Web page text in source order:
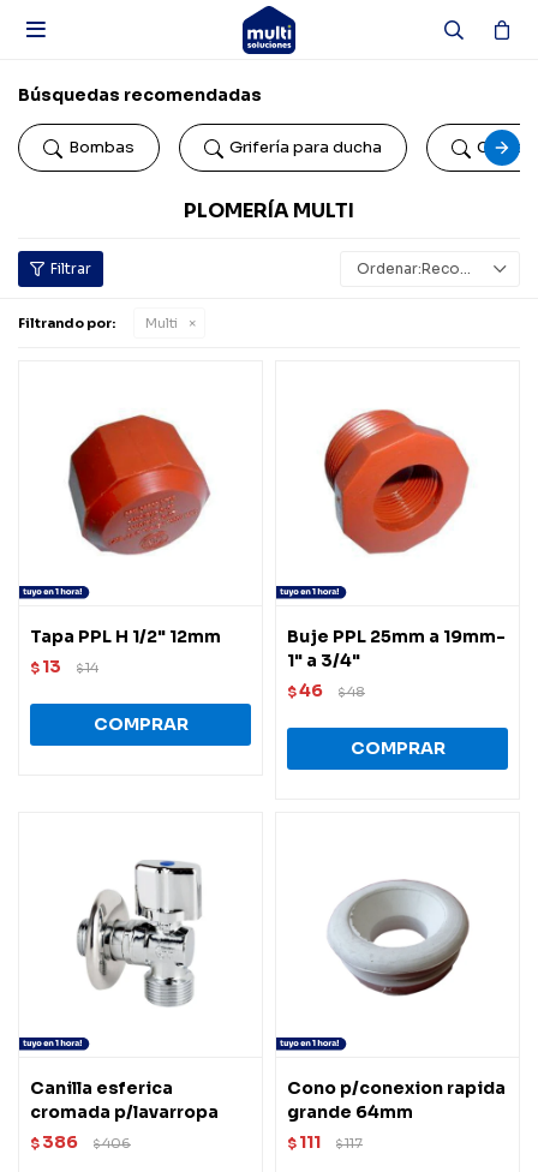

Búsquedas recomendadas
Bombas Grifería para ducha Colillas
PLOMERÍA MULTI
Recomendados
Filtrando por: Multi
Tapa PPL H 1/2" 12mm
$ 13 $14
Buje PPL 25mm a 19mm-
1" a 3/4"
$46 $48
Canilla esferica
cromada p/lavarropa
$ 386 $406
Cono p/conexion rapida
grande 64mm
$ 111 $117